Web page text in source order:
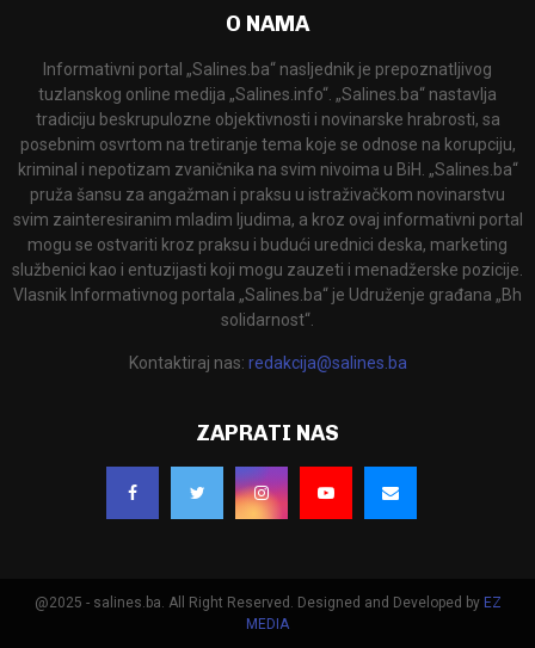
O NAMA
Informativni portal „Salines.ba“ nasljednik je prepoznatljivog
tuzlanskog online medija „Salines.info“. „Salines.ba“ nastavlja
tradiciju beskrupulozne objektivnosti i novinarske hrabrosti, sa
posebnim osvrtom na tretiranje tema koje se odnose na korupciju,
kriminal i nepotizam zvaničnika na svim nivoima u BiH. „Salines.ba“
pruža šansu za angažman i praksu u istraživačkom novinarstvu
svim zainteresiranim mladim ljudima, a kroz ovaj informativni portal
mogu se ostvariti kroz praksu i budući urednici deska, marketing
službenici kao i entuzijasti koji mogu zauzeti i menadžerske pozicije.
Vlasnik Informativnog portala „Salines.ba“ je Udruženje građana „Bh
solidarnost“.
Kontaktiraj nas: redakcija@salines.ba
ZAPRATI NAS
@2025 - salines.ba. All Right Reserved. Designed and Developed by EZ
MEDIA